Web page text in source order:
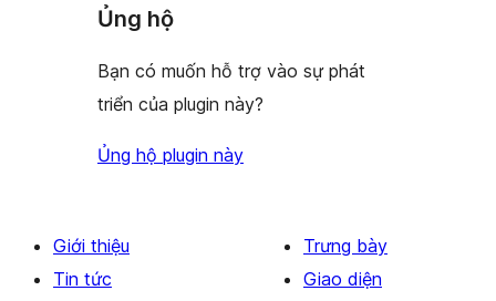
Ủng hộ
Bạn có muốn hỗ trợ vào sự phát
triển của plugin này?
Ủng hộ plugin này
Giới thiệu
Tin tức
Trưng bày
Giao diện